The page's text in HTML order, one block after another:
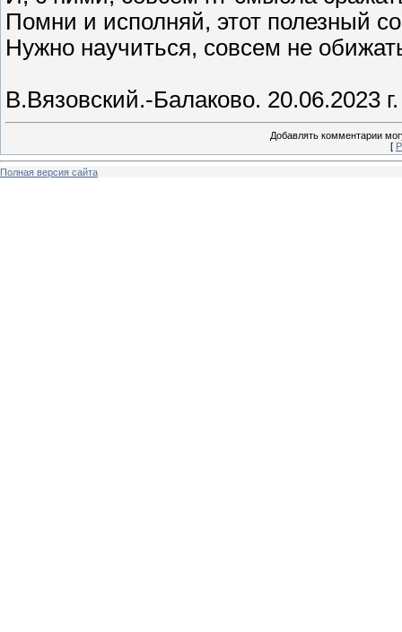
Помни и исполняй, этот полезный
Нужно научиться, совсем не
В.Вязовский.-Балаково. 20.06.2023 г.
Добавлять комментарии
[
Полная версия сайта